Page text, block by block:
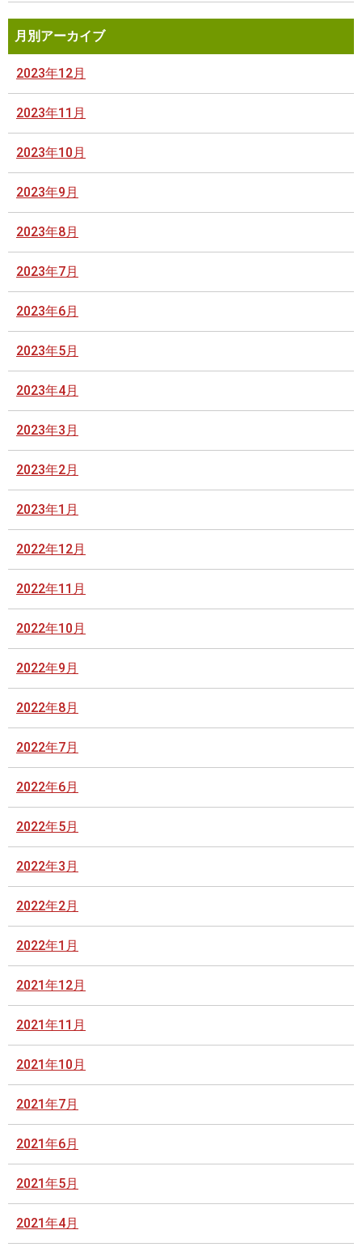
月別アーカイブ
2023年12月
2023年11月
2023年10月
2023年9月
2023年8月
2023年7月
2023年6月
2023年5月
2023年4月
2023年3月
2023年2月
2023年1月
2022年12月
2022年11月
2022年10月
2022年9月
2022年8月
2022年7月
2022年6月
2022年5月
2022年3月
2022年2月
2022年1月
2021年12月
2021年11月
2021年10月
2021年7月
2021年6月
2021年5月
2021年4月